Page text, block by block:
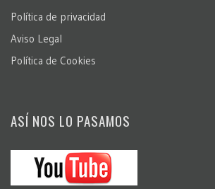
Política de privacidad
Aviso Legal
Política de Cookies
ASÍ NOS LO PASAMOS